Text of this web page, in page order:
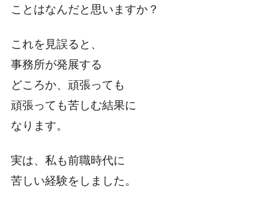
ことはなんだと思いますか？
これを見誤ると、
事務所が発展する
どころか、頑張っても
頑張っても苦しむ結果に
なります。
実は、私も前職時代に
苦しい経験をしました。